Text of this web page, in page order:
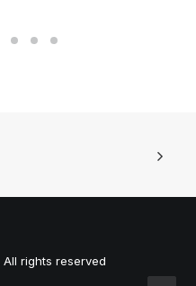
rights reserved